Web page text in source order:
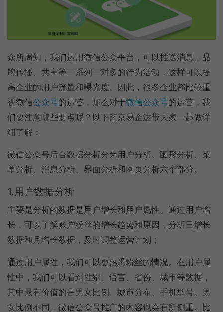
众所周知，我们运用微信公众平台，可以推送消息、品
牌传播、共享等一系列一对多的行为活动，这样可以提
高企业的用户流量和曝光度。因此，很多企业都比较重
视微信公众号的运营，那么对于微信公众号的运营，我
们要注意哪些要点呢？以下南京易企达带大家一起做详
细了解：
微信公众号后台数据分析分为用户分析、图形分析、菜
单分析、消息分析、界面分析和网页分析六个部分。
1.用户数据分析
主要是分析的数据是用户增长和用户属性。通过用户增
长，可以了解账户粉丝的增长趋势和原因，分析日增长
数据和月增长数据，及时调整运营计划；
通过用户属性，我们可以更熟悉粉丝的情况。在用户属
性中，我们可以看到性别、语言、省份、城市等数据，
其中最有价值的是男女比例、城市分布、手机型号。男
女比例不同，微信公众号推广的内容也会有所侧重。比